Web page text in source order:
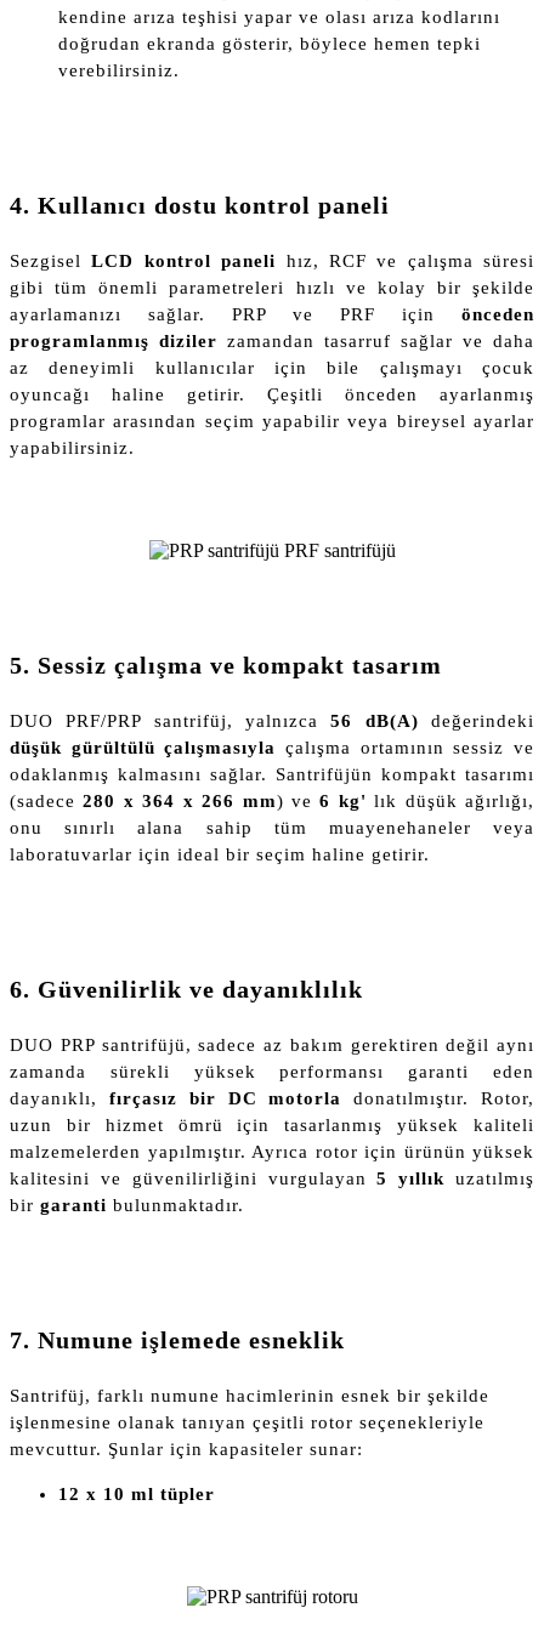
kendine arıza teşhisi yapar ve olası arıza kodlarını
doğrudan ekranda gösterir, böylece hemen tepki
verebilirsiniz.
4. Kullanıcı dostu kontrol paneli
SezgiselLCD kontrol paneli hız, RCF ve çalışma süresi
gibi tüm önemli parametreleri hızlı ve kolay bir şekilde
ayarlamanızı sağlar. PRP ve PRF için önceden
programlanmış diziler zamandan tasarruf sağlar ve daha
az deneyimli kullanıcılar için bile çalışmayı çocuk
oyuncağı haline getirir. Çeşitli önceden ayarlanmış
programlar arasından seçim yapabilir veya bireysel ayarlar
yapabilirsiniz.
5. Sessiz çalışma ve kompakt tasarım
DUO PRF/PRP santrifüj, yalnızca56 dB(A) değerindeki
düşük gürültülü çalışmasıyla
çalışma ortamının sessiz ve
odaklanmış kalmasını sağlar. Santrifüjün kompakt tasarımı
(sadece280 x 364 x 266 mm) ve6 kg' lık düşük ağırlığı,
onu sınırlı alana sahip tüm muayenehaneler veya
laboratuvarlar için ideal bir seçim haline getirir.
6. Güvenilirlik ve dayanıklılık
DUO PRP santrifüjü, sadece az bakım gerektiren değil aynı
zamanda sürekli yüksek performansı garanti eden
dayanıklı, fırçasız bir DC motorla
donatılmıştır. Rotor,
uzun bir hizmet ömrü için tasarlanmış yüksek kaliteli
malzemelerden yapılmıştır. Ayrıca rotor için ürünün yüksek
kalitesini ve güvenilirliğini vurgulayan5 yıllık uzatılmış
bir garanti bulunmaktadır.
7. Numune işlemede esneklik
Santrifüj, farklı numune hacimlerinin esnek bir şekilde
işlenmesine olanak tanıyan çeşitli rotor seçenekleriyle
mevcuttur. Şunlar için kapasiteler sunar:
12 x 10 ml tüpler